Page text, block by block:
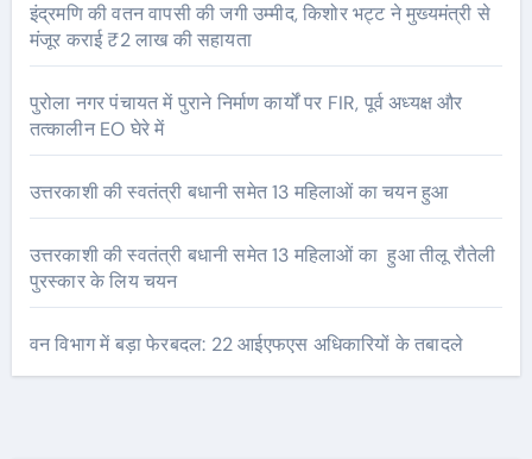
इंद्रमणि की वतन वापसी की जगी उम्मीद, किशोर भट्ट ने मुख्यमंत्री से
मंजूर कराई ₹2 लाख की सहायता
पुरोला नगर पंचायत में पुराने निर्माण कार्यों पर FIR, पूर्व अध्यक्ष और
तत्कालीन EO घेरे में
उत्तरकाशी की स्वतंत्री बधानी समेत 13 महिलाओं का चयन हुआ
उत्तरकाशी की स्वतंत्री बधानी समेत 13 महिलाओं का हुआ तीलू रौतेली
पुरस्कार के लिय चयन
वन विभाग में बड़ा फेरबदल: 22 आईएफएस अधिकारियों के तबादले